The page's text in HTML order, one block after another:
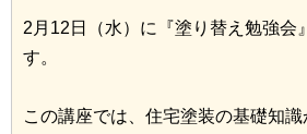
2月12日（水）に『塗り替え勉強会
す。
この講座では、住宅塗装の基礎知